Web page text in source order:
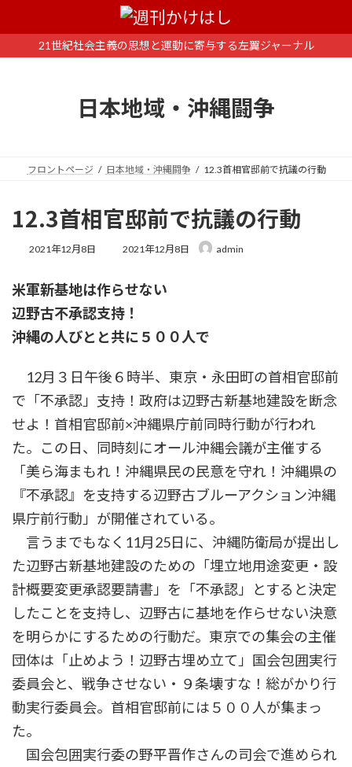
ン
ー
21世紀社会主義の思想と運動に寄与する左翼ジャーナル
日本地域・沖縄闘争
フロントページ 日本地域・沖縄闘争 12.3首相官邸前で抗議の行動
12.3首相官邸前で抗議の行動
2021年12月8日
最
新
時
2021年12月8日 admin
米軍新基地は作らせない
辺野古不承認支持！
沖縄の人びとと共に５００人で
12月３日午後６時半、東京・永田町の首相官邸前
で「不承認」支持！政府は辺野古新基地建設を断念
せよ！首相官邸前×沖縄県庁前同時行動が行われ
た。この日、同時刻にオール沖縄会議が主催する
「美ら海まもれ！沖縄県民の民意を守れ！沖縄県の
『不承認』を支持する辺野古ブルーアクション沖縄
県庁前行動」が開催されている。
言うまでもなく11月25日に、沖縄防衛局が提出し
た辺野古新基地建設のための「埋立地用途変更・設
計概要変更承認要請書」を「不承認」とすると決定
したことを支持し、辺野古に基地を作らせない決意
を明らかにするための行動だ。東京での集会の主催
団体は「止めよう！辺野古埋め立て」国会包囲実行
委員会と、戦争させない・９条壊すな！総がかり行
動実行委員会。首相官邸前には５００人が集まっ
た。
国会包囲実行委の野平晋作さんの司会で進められ